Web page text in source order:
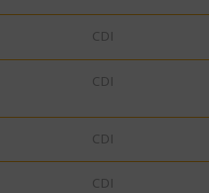
CDI
CDI
CDI
CDI